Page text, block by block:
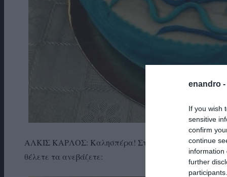
enandro -
If you wish
sensitive
confirm
continue
information
further
ΑΛΚΙΣ ΚΑΡΛΟΣ: Καλησπέρα! Στέλνω φωτογραφίες
θέλετε τα ανεβάζετε: